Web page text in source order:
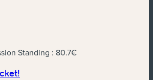
Standing : 80.7€